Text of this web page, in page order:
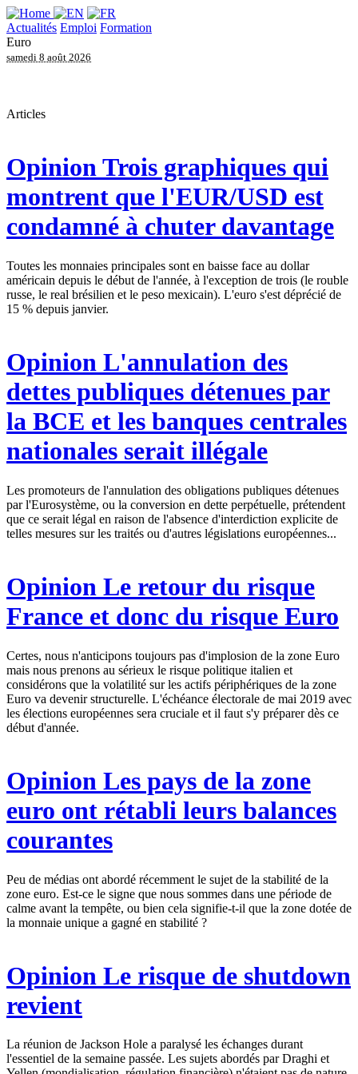
Actualités Emploi Formation
Euro
samedi 8 août 2026
Articles
OpinionTrois graphiques qui
montrent que l'EUR/USD est
condamné à chuter davantage
Toutes les monnaies principales sont en baisse face au dollar
américain depuis le début de l'année, à l'exception de trois (le rouble
russe, le real brésilien et le peso mexicain). L'euro s'est déprécié de
15 % depuis janvier.
Opinion L'annulation des
dettes publiques détenues par
la BCE et les banques centrales
nationales serait illégale
Les promoteurs de l'annulation des obligations publiques détenues
par l'Eurosystème, ou la conversion en dette perpétuelle, prétendent
que ce serait légal en raison de l'absence d'interdiction explicite de
telles mesures sur les traités ou d'autres législations européennes...
Opinion Le retour du risque
France et donc du risque Euro
Certes, nous n'anticipons toujours pas d'implosion de la zone Euro
mais nous prenons au sérieux le risque politique italien et
considérons que la volatilité sur les actifs périphériques de la zone
Euro va devenir structurelle. L'échéance électorale de mai 2019 avec
les élections européennes sera cruciale et il faut s'y préparer dès ce
début d'année.
Opinion Les pays de la zone
euro ont rétabli leurs balances
courantes
Peu de médias ont abordé récemment le sujet de la stabilité de la
zone euro. Est-ce le signe que nous sommes dans une période de
calme avant la tempête, ou bien cela signifie-t-il que la zone dotée de
la monnaie unique a gagné en stabilité ?
Opinion Le risque de shutdown
revient
La réunion de Jackson Hole a paralysé les échanges durant
l'essentiel de la semaine passée. Les sujets abordés par Draghi et